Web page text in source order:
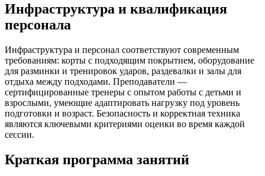
Инфраструктура и квалификация
персонала
Инфраструктура и персонал соответствуют современным
требованиям: корты с подходящим покрытием, оборудование
для разминки и тренировок ударов, раздевалки и залы для
отдыха между подходами. Преподаватели —
сертифицированные тренеры с опытом работы с детьми и
взрослыми, умеющие адаптировать нагрузку под уровень
подготовки и возраст. Безопасность и корректная техника
являются ключевыми критериями оценки во время каждой
сессии.
Краткая программа занятий